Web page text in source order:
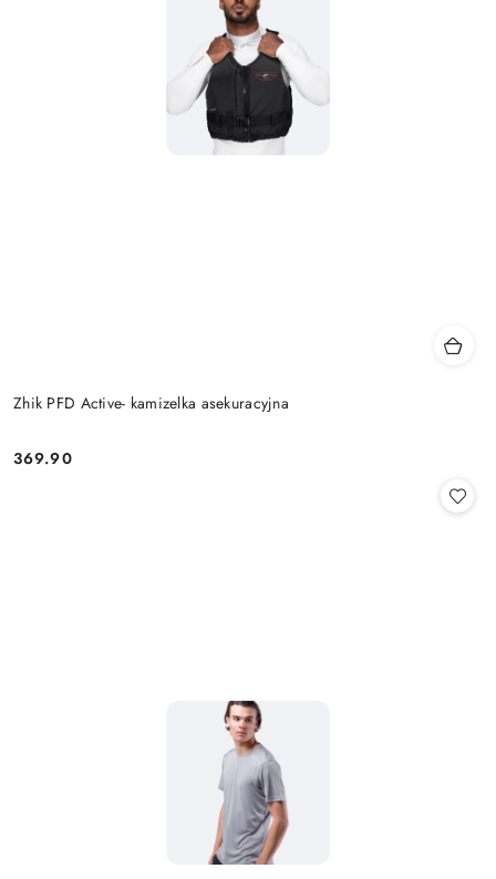
Zhik PFD Active- kamizelka asekuracyjna
Cena:
369.90